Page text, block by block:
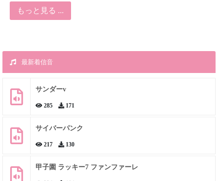
もっと見る ...
最新着信音
サンダーv
285 171
サイバーパンク
217 130
甲子園 ラッキー7 ファンファーレ